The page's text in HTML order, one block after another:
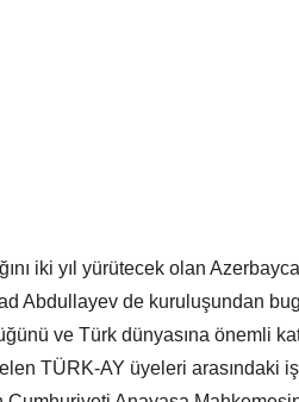
iki yıl yürütecek olan
Abdullayev de kuruluşundan
ve Türk dünyasına önemli
TÜRK-AY üyeleri arasındaki